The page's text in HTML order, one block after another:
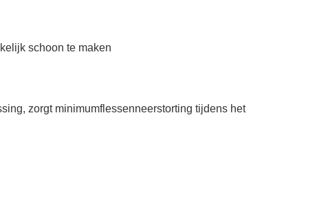
schoon te maken
zorgt minimumflessenneerstorting tijdens het